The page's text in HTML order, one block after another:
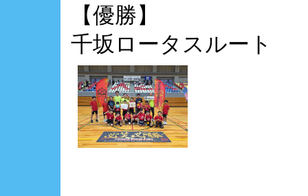
【優勝】
千坂ロータスルート